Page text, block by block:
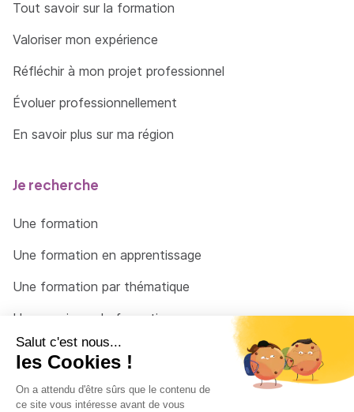
Tout savoir sur la formation
Valoriser mon expérience
Réfléchir à mon projet professionnel
Évoluer professionnellement
En savoir plus sur ma région
Je recherche
Une formation
Une formation en apprentissage
Une formation par thématique
Un organisme de formation
Un conseiller